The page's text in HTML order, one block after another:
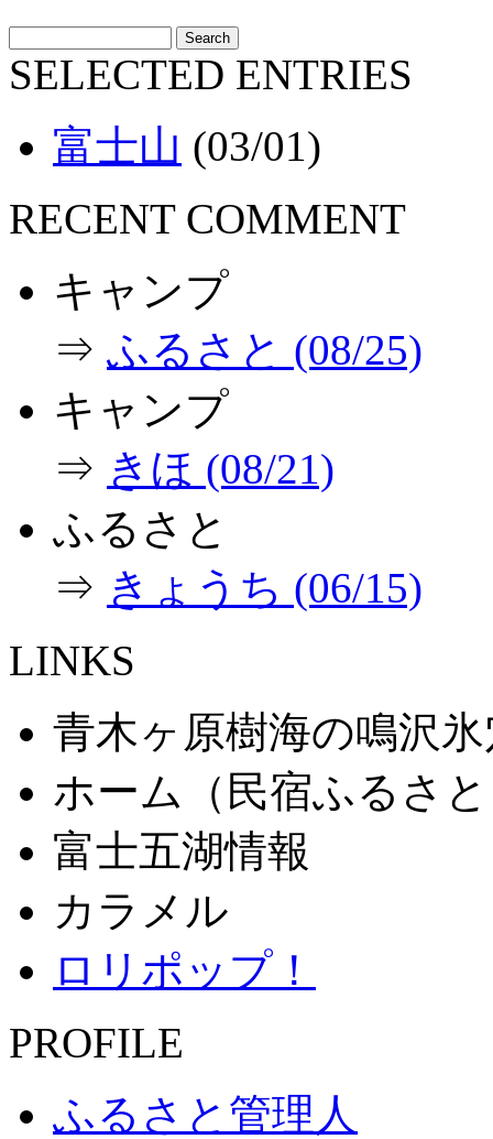
SELECTED ENTRIES
富士山 (03/01)
RECENT COMMENT
キャンプ
⇒ ふるさと (08/25)
キャンプ
⇒ きほ (08/21)
ふるさと
⇒ きょうち (06/15)
LINKS
青木ヶ原樹海の鳴沢
ホーム（民宿ふるさ
富士五湖情報
カラメル
ロリポップ！
PROFILE
ふるさと管理人